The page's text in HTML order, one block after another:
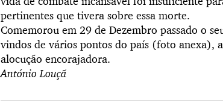
pertinentes que tivera sobre essa morte.
Comemorou em 29 de Dezembro passado o
vindos de vários pontos do país (foto anexa),
alocução encorajadora.
António Louçã